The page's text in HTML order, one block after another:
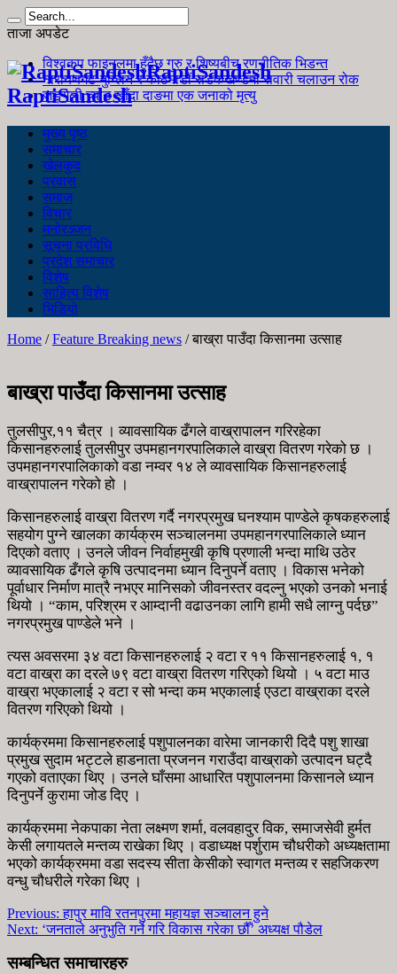
ताजा अपडेट
विश्वकप फाइनलमा हुँदैछ गुरु र शिष्यबीच रणनीतिक भिडन्त
नारायणगढ-मुग्लिन र काठमाडौं सडकखण्डमा सवारी चलाउन रोक
जङ्गली च्याउ खाँदा दाङमा एक जनाको मृत्यु
RaptiSandesh
RaptiSandesh
मुख्य पृष्ठ
समाचार
खेलकुद
प्रवास
समाज
विचार
मनोरञ्जन
सूचना प्रविधि
प्रदेश समाचार
विशेष
साहित्य विशेष
भिडियो
Home /Feature Breaking news /बाख्रा पाउँदा किसानमा उत्साह
बाख्रा पाउँदा किसानमा उत्साह
तुलसीपुर,११ चैत्र । व्यावसायिक ढँगले वाख्रापालन गरिरहेका
किसानहरुलाई तुलसीपुर उपमहानगरपालिकाले वाख्रा वितरण गरेको छ ।
उपमहानगरपालिकाको वडा नम्वर १४ ले व्यावसायिक किसानहरुलाई
वाख्रापालन गरेको हो ।
किसानहरुलाई वाख्रा वितरण गर्दै नगरप्रमुख घनश्याम पाण्डेले कृषकहरुलाई
सहयोग पुग्ने खालका कार्यक्रम सञ्चालनमा उपमहानगरपालिकाले ध्यान
दिएको वताए । उनले जीवन निर्वाहमुखी कृषि प्रणाली भन्दा माथि उठेर
व्यावसायिक ढँगले कृषि उत्पादनमा ध्यान दिनुपर्ने वताए । विकास भनेको
पूर्वाधार निर्माण मात्रै नभएर मानिसको जीवनस्तर वदल्नु भएको उनको भनाई
थियो । “काम, परिश्रम र आम्दानी वढाउनका लागि हामी सधै लाग्नु पर्दछ”
नगरप्रमुख पाण्डेले भने ।
त्यस अवसरमा ३४ वटा किसानहरुलाई २ वटा र ११ किसानहरुलाई १, १
वटा वाख्रा का दरले ७९ वटा वाख्रा वितरण गरिएको थियो । ५ वटा माउ
वाख्रा भएकालाई २ वटा र सो भन्दा कम भएकालाई एउटा वाख्राका दरले
वितरण गरिएको थियो ।
कार्यक्रममा किसानहरुलाई पशुपालनका वारेमा जानकारी दिदै पशु शाखा
प्रमुख सुदाम भट्टले हाडनाता प्रजनन गराउँदा वाख्राको उत्पादन घट्दै
गएको वताएका थिए । उनले घाँसमा आधारित पशुपालनमा किसानले ध्यान
दिनुपर्ने कुरामा जोड दिए ।
कार्यक्रममा नेकपाका नेता लक्ष्मण शर्मा, वलवहादुर विक, समाजसेवी हुर्मत
केसी लगायतले मन्तव्य राखेका थिए । वडाध्यक्ष पर्शुराम चौधरीको अध्यक्षतामा
भएको कार्यक्रममा वडा सदस्य सीता केसीको स्वागत मन्तव्य र सहजिकरण
वन्धु चौधरीले गरेका थिए ।
Previous: हापुर मावि रतनपुरमा महायज्ञ सञ्चालन हुने
Next: ‘जनताले अनुभुति गर्ने गरि विकास गरेका छौँ’ अध्यक्ष पौडेल
सम्बन्धित समाचारहरु